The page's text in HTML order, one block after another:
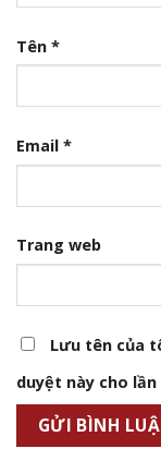
Tên *
Email *
Trang web
Lưu tên của
duyệt này cho